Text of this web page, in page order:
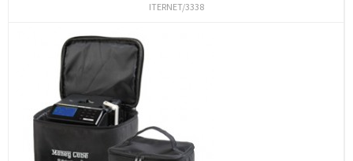
ITERNET/3338